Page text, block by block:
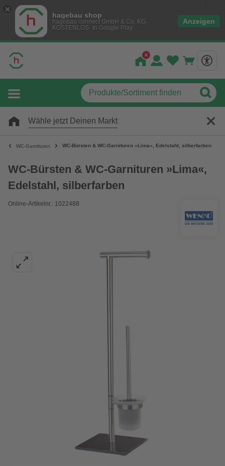
hagebau shop
hagebau connect GmbH & Co. KG
KOSTENLOS- In Google Play
Anzeigen
Wähle jetzt Deinen Markt
WC-Garnituren WC-Bürsten & WC-Garnituren »Lima«, Edelstahl, silberfarben
WC-Bürsten & WC-Garnituren »Lima«,
Edelstahl, silberfarben
Online-Artikelnr.: 1022488